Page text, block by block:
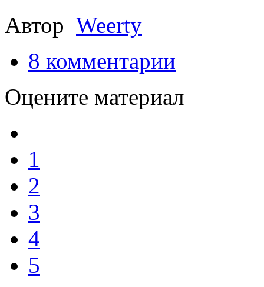
Автор Weerty
8 комментарии
Оцените материал
1
2
3
4
5